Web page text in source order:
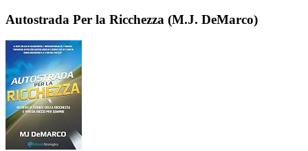
Autostrada Per la Ricchezza (M.J. DeMarco)